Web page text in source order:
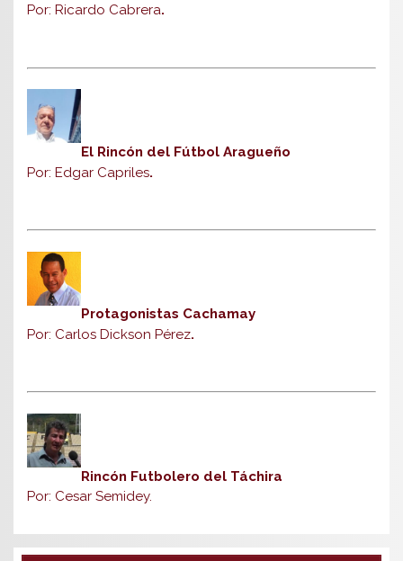
Por: Ricardo Cabrera.
El Rincón del Fútbol Aragueño
Por: Edgar Capriles.
Protagonistas Cachamay
Por: Carlos Dickson Pérez.
Rincón Futbolero del Táchira
Por: Cesar Semidey.